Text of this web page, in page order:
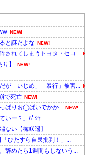
NEW!
と謎だよな NEW!
されてしまうトヨタ・セコ...
】 NEW!
が「いじめ」「暴行」被害...
で死亡 NEW!
ぱりお◯ぱいでかか... NEW!
いー？」ﾊﾟｼｬ
ない【梅咲遥】
ひたすら自民批判！」...
辞めたら1週間もしないう...